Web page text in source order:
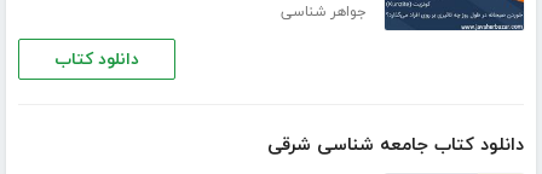
جواهر شناسی
دانلود کتاب
دانلود کتاب جامعه شناسی شرقی